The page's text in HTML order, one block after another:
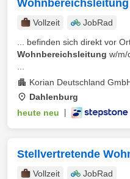
Wohnbereichsleitung
Vollzeit
JobRad
... befinden sich direkt vor
Wohnbereichsleitung w/m/
Korian Deutschland
Dahlenburg
heute neu
Stellvertretende
Vollzeit
JobRad